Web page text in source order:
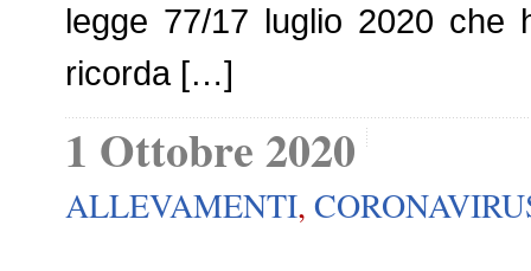
legge 77/17 luglio 2020 che
ricorda […]
1 Ottobre 2020
ALLEVAMENTI,